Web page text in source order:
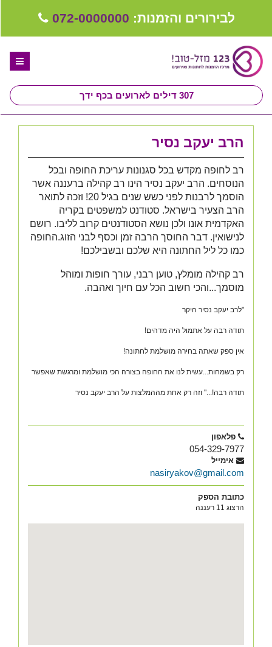
לבירורים והזמנות: 072-0000000
307 דילים לארועים בכף ידך
ספקים לחתונה מומלצים
קבלו ייעוץ בחינם
טיפים לארגון ותכנון חתונה
קבוצת וואטסאפ-ספקים עונים LIVE
שירות אישי בקליק
הרב יעקב נסיר
רב לחופה מקדש בכל סגנונות עריכת החופה ובכל
הנוסחים. הרב יעקב נסיר הינו רב קהילה ברעננה אשר
הוסמך לרבנות לפני כשש שנים בגיל 20! וזכה לתואר
הרב הצעיר בישראל. סטודנט למשפטים בקריה
האקדמית אונו ולכן נושא הסטודנטים קרוב לליבו. רושם
לנישואין. דבר החוסך הרבה זמן וכסף לבני הזוג.החופה
כמו כל ליל החתונה היא שלכם ובשבילכם!
רב קהילה מומלץ, טוען רבני, עורך חופות ומוהל
מוסמך...והכי חשוב הכל עם חיוך ואהבה.
"לרב יעקב נסיר היקר
תודה רבה על אתמול היה מדהים!
אין ספק שאתה בחירה מושלמת לחתונה!
רק בשמחות...עשית לנו את החופה בצורה הכי מושלמת ומרגשת שאפשר
תודה רבה!..." וזה רק אחת מההמלצות על הרב יעקב נסיר
פלאפון
054-329-7977
אימייל
nasiryakov@gmail.com
כתובת הספק
הרצוג 11 רעננה